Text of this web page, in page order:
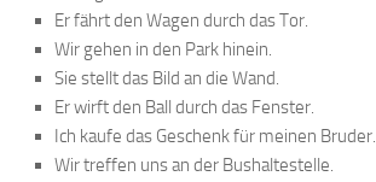
Er fährt den Wagen durch das Tor.
Wir gehen in den Park hinein.
Sie stellt das Bild an die Wand.
Er wirft den Ball durch das Fenster.
Ich kaufe das Geschenk für meinen Bruder.
Wir treffen uns an der Bushaltestelle.